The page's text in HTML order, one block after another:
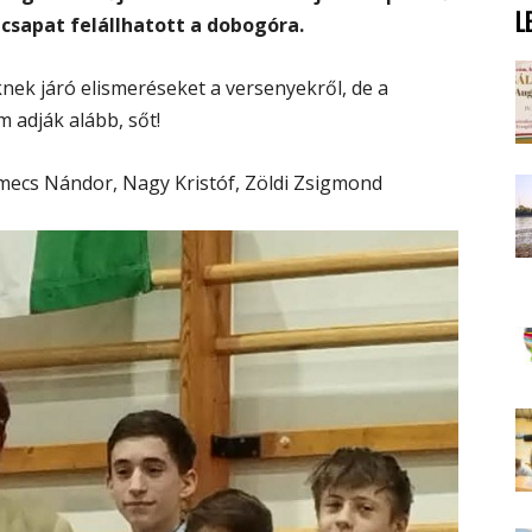
felállhatott a dobogóra.
járó elismeréseket a versenyekről, de a
adják alább, sőt!
Nándor, Nagy Kristóf, Zöldi Zsigmond